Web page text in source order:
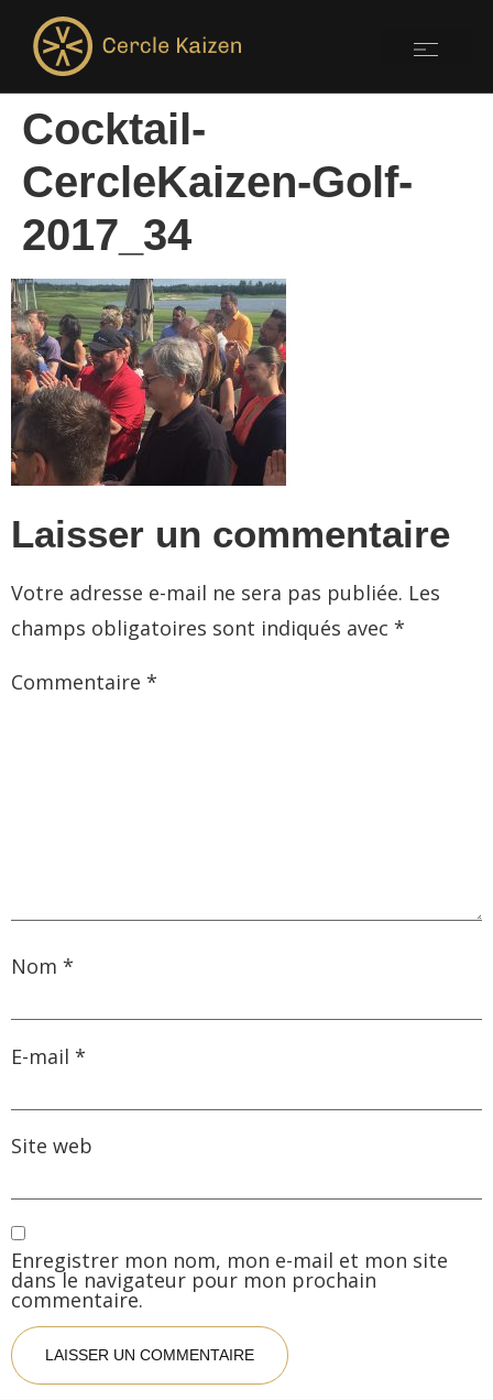
Cocktail-
CercleKaizen-Golf-
2017_34
Laisser un commentaire
Votre adresse e-mail ne sera pas publiée. Les
champs obligatoires sont indiqués avec *
Commentaire *
Nom *
E-mail *
Site web
Enregistrer mon nom, mon e-mail et mon site
dans le navigateur pour mon prochain
commentaire.